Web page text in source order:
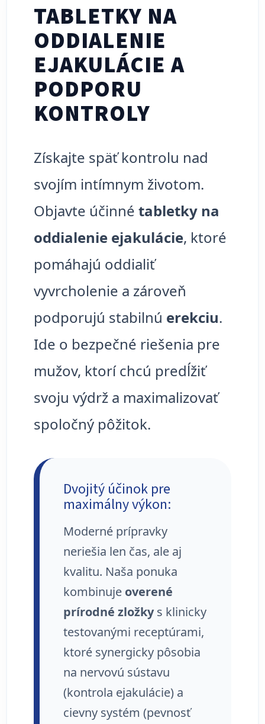
TABLETKY NA
ODDIALENIE
EJAKULÁCIE A
PODPORU
KONTROLY
Získajte späť kontrolu nad
svojím intímnym životom.
Objavte účinné tabletky na
oddialenie ejakulácie, ktoré
pomáhajú oddialiť
vyvrcholenie a zároveň
podporujú stabilnú erekciu.
Ide o bezpečné riešenia pre
mužov, ktorí chcú predĺžiť
svoju výdrž a maximalizovať
spoločný pôžitok.
Dvojitý účinok pre
maximálny výkon:
Moderné prípravky
neriešia len čas, ale aj
kvalitu. Naša ponuka
kombinuje overené
prírodné zložkys klinicky
testovanými receptúrami,
ktoré synergicky pôsobia
na nervovú sústavu
(kontrola ejakulácie) a
cievny systém (pevnosť